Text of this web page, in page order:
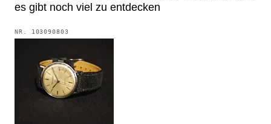
es gibt noch viel zu entdecken
NR. 103090803